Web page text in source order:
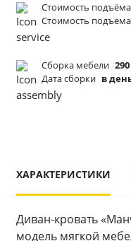
Стоимость подъёма
Стоимость подъёма
Сборка мебели
Дата сборки в
ХАРАКТЕРИСТИКИ
Диван-кровать
модель мягкой